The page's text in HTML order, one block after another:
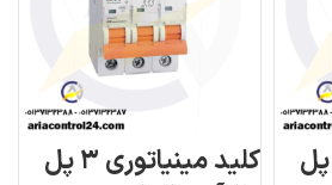
کلید مینیاتوری ۳ پل
کلید مینیاتوری ۳ پل